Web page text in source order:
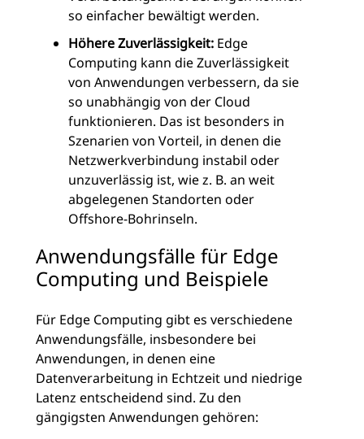
so einfacher bewältigt werden.
Höhere Zuverlässigkeit: Edge
Computing kann die Zuverlässigkeit
von Anwendungen verbessern, da sie
so unabhängig von der Cloud
funktionieren. Das ist besonders in
Szenarien von Vorteil, in denen die
Netzwerkverbindung instabil oder
unzuverlässig ist, wie z. B. an weit
abgelegenen Standorten oder
Offshore-Bohrinseln.
Anwendungsfälle für Edge
Computing und Beispiele
Für Edge Computing gibt es verschiedene
Anwendungsfälle, insbesondere bei
Anwendungen, in denen eine
Datenverarbeitung in Echtzeit und niedrige
Latenz entscheidend sind. Zu den
gängigsten Anwendungen gehören: